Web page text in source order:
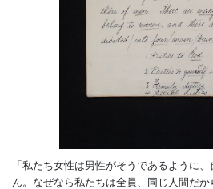
「私たち女性は男性がそうであるように
ん。なぜなら私たちは全員、同じ人間だ